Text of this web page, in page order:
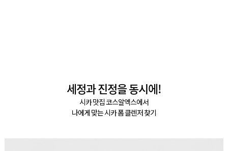
세정과 진정을 동시에!
시카 맛집 코스알엑스에서
나에게 맞는 시카 폼 클렌저 찾기